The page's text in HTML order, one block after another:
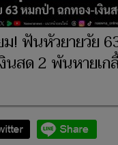
! ฟันหัวยายวัย
นสด 2 พันหายเก